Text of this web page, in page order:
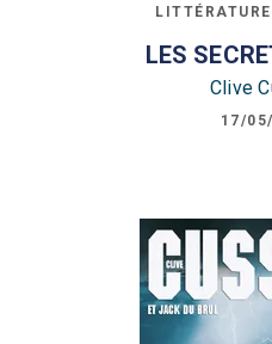
LES
Clive
17/